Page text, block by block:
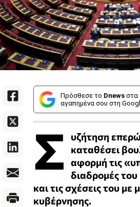
Πρόσθεσε το Dnews στα
αγαπημένα σου στη
Σ
υζήτηση
καταθέσει
αφορμή τις
διαδρομές
και τις σχέσεις του με
κυβέρνησης.